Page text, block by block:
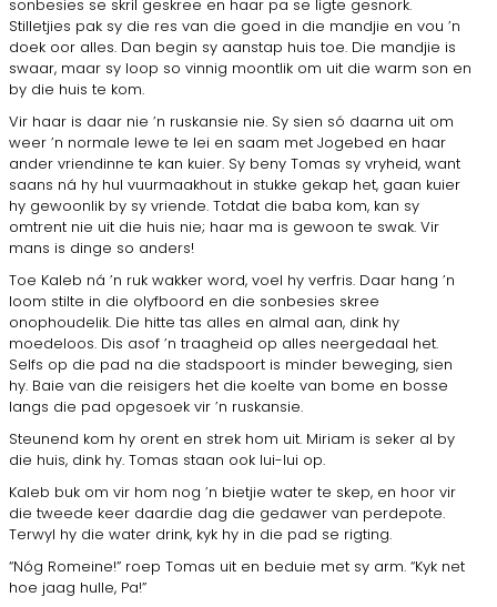
sonbesies se skril geskree en haar pa se ligte gesnork.
Stilletjies pak sy die res van die goed in die mandjie en vou ’n
doek oor alles. Dan begin sy aanstap huis toe. Die mandjie is
swaar, maar sy loop so vinnig moontlik om uit die warm son en
by die huis te kom.
Vir haar is daar nie ’n ruskansie nie. Sy sien só daarna uit om
weer ’n normale lewe te lei en saam met Jogebed en haar
ander vriendinne te kan kuier. Sy beny Tomas sy vryheid, want
saans ná hy hul vuurmaak­hout in stukke gekap het, gaan kuier
hy gewoonlik by sy vriende. Totdat die baba kom, kan sy
omtrent nie uit die huis nie; haar ma is gewoon te swak. Vir
mans is dinge so anders!
Toe Kaleb ná ’n ruk wakker word, voel hy verfris. Daar hang ’n
loom stilte in die olyfboord en die sonbesies skree
onophoudelik. Die hitte tas alles en almal aan, dink hy
moedeloos. Dis asof ’n traagheid op alles neergedaal het.
Selfs op die pad na die stadspoort is minder beweging, sien
hy. Baie van die reisigers het die koelte van bome en bosse
langs die pad opgesoek vir ’n ruskansie.
Steunend kom hy orent en strek hom uit. Miriam is seker al by
die huis, dink hy. Tomas staan ook lui-lui op.
Kaleb buk om vir hom nog ’n bietjie water te skep, en hoor vir
die tweede keer daardie dag die gedawer van perdepote.
Terwyl hy die wa­ter drink, kyk hy in die pad se rigting.
“Nóg Romeine!” roep Tomas uit en beduie met sy arm. “Kyk net
hoe jaag hulle, Pa!”